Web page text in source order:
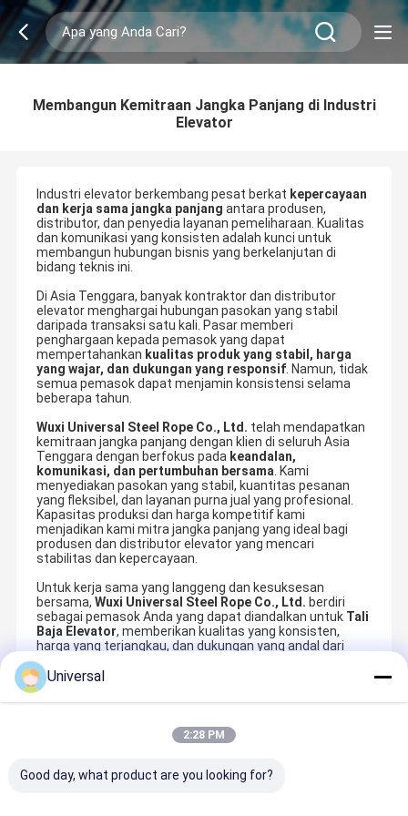
Membangun Kemitraan Jangka Panjang di Industri
Elevator
Industri elevator berkembang pesat berkat kepercayaan
dan kerja sama jangka panjang antara produsen,
distributor, dan penyedia layanan pemeliharaan. Kualitas
dan komunikasi yang konsisten adalah kunci untuk
membangun hubungan bisnis yang berkelanjutan di
bidang teknis ini.
Di Asia Tenggara, banyak kontraktor dan distributor
elevator menghargai hubungan pasokan yang stabil
daripada transaksi satu kali. Pasar memberi
penghargaan kepada pemasok yang dapat
mempertahankan kualitas produk yang stabil, harga
yang wajar, dan dukungan yang responsif. Namun, tidak
semua pemasok dapat menjamin konsistensi selama
beberapa tahun.
Wuxi Universal Steel Rope Co., Ltd. telah mendapatkan
kemitraan jangka panjang dengan klien di seluruh Asia
Tenggara dengan berfokus pada keandalan,
komunikasi, dan pertumbuhan bersama . Kami
menyediakan pasokan yang stabil, kuantitas pesanan
yang fleksibel, dan layanan purna jual yang profesional.
Kapasitas produksi dan harga kompetitif kami
menjadikan kami mitra jangka panjang yang ideal bagi
produsen dan distributor elevator yang mencari
stabilitas dan kepercayaan.
Untuk kerja sama yang langgeng dan kesuksesan
bersama, Wuxi Universal Steel Rope Co., Ltd. berdiri
sebagai pemasok Anda yang dapat diandalkan untuk Tali
Baja Elevator, memberikan kualitas yang konsisten,
harga yang terjangkau, dan dukungan yang andal dari
tahun ke tahun.
Universal
2:28 PM
Good day, what product are you looking for?